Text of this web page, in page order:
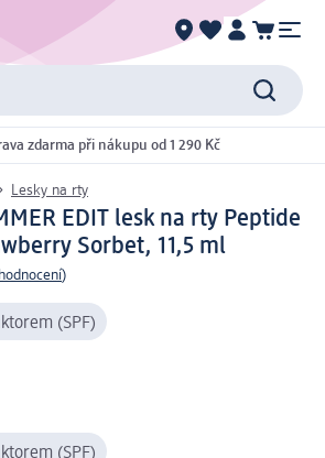
zdarma při nákupu od 1 290 Kč
Lesky na rty
EDIT lesk na rty Peptide
Sorbet, 11,5 ml
)
(SPF)
(SPF)